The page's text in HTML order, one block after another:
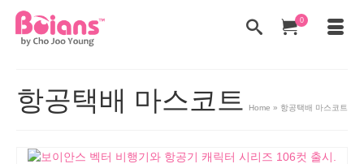
0
항공택배 마스코트 Home » 항공택배 마스코트